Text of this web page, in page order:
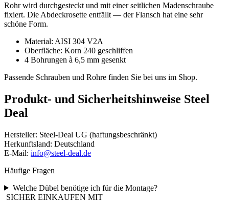
Rohr wird durchgesteckt und mit einer seitlichen Madenschraube
fixiert. Die Abdeckrosette entfällt — der Flansch hat eine sehr
schöne Form.
Material: AISI 304 V2A
Oberfläche: Korn 240 geschliffen
4 Bohrungen à 6,5 mm gesenkt
Passende Schrauben und Rohre finden Sie bei uns im Shop.
Produkt- und Sicherheitshinweise Steel
Deal
Hersteller: Steel-Deal UG (haftungsbeschränkt)
Herkunftsland: Deutschland
E-Mail: info@steel-deal.de
Häufige Fragen
Welche Dübel benötige ich für die Montage?
SICHER EINKAUFEN MIT